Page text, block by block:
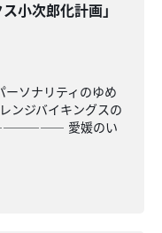
小次郎化計画」
ソナリティのゆめ
ンジバイキングスの
愛媛のい